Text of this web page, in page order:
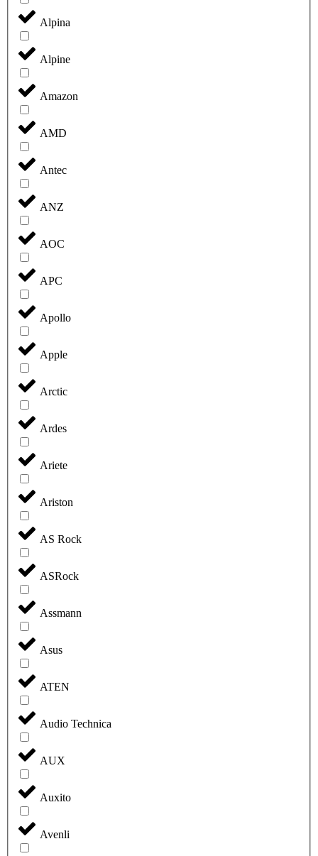
Alpina
Alpine
Amazon
AMD
Antec
ANZ
AOC
APC
Apollo
Apple
Arctic
Ardes
Ariete
Ariston
AS Rock
ASRock
Assmann
Asus
ATEN
Audio Technica
AUX
Auxito
Avenli